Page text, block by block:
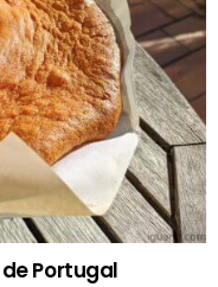
Portugal